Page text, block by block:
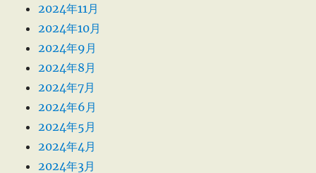
2024年11月
2024年10月
2024年9月
2024年8月
2024年7月
2024年6月
2024年5月
2024年4月
2024年3月